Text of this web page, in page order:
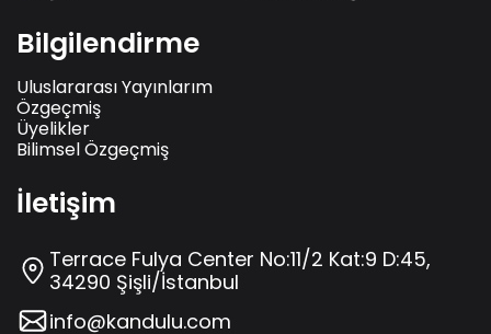
Bilgilendirme
Uluslararası Yayınlarım
Özgeçmiş
Üyelikler
Bilimsel Özgeçmiş
İletişim
Terrace Fulya Center No:11/2 Kat:9 D:45,
34290 Şişli/İstanbul
info@kandulu.com